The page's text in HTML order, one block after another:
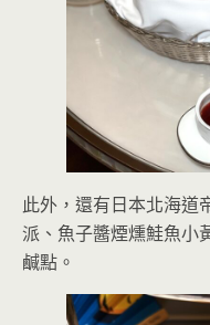
此外，還有日本北海道
派、魚子醬煙燻鮭魚小
鹹點。